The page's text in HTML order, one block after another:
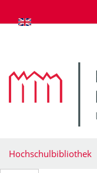
zum Inhalt springen
Hochschulbibliothek